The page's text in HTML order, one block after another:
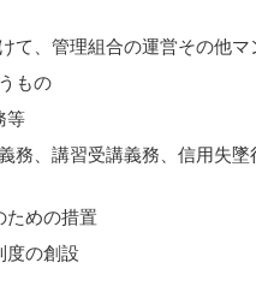
管理組合の運営その他マ
もの
等
講習受講義務、信用失墜
ための措置
の創設